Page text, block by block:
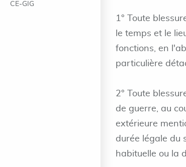
CE-GIG
1° Toute
le temps et le
fonctions, en
particulière
2° Toute
de guerre, au
extérieure
durée légale du
habituelle ou la